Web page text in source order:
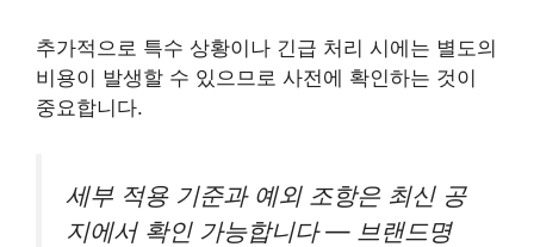
추가적으로 특수 상황이나 긴급 처리 시에는 별도의
비용이 발생할 수 있으므로 사전에 확인하는 것이
중요합니다.
세부 적용 기준과 예외 조항은 최신 공
지에서 확인 가능합니다 — 브랜드명